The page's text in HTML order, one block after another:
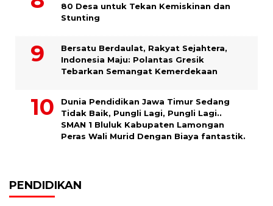
80 Desa untuk Tekan Kemiskinan dan
Stunting
Bersatu Berdaulat, Rakyat Sejahtera,
Indonesia Maju: Polantas Gresik
Tebarkan Semangat Kemerdekaan
Dunia Pendidikan Jawa Timur Sedang
Tidak Baik, Pungli Lagi, Pungli Lagi..
SMAN 1 Bluluk Kabupaten Lamongan
Peras Wali Murid Dengan Biaya fantastik.
PENDIDIKAN